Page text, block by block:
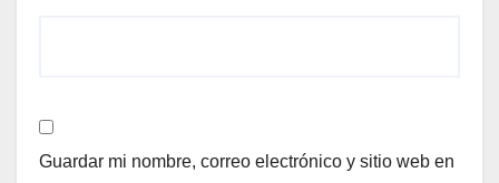
Guardar mi nombre, correo electrónico y sitio web en